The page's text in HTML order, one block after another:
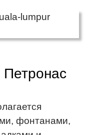
фонтанами,